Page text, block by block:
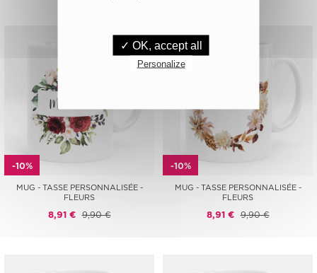
-10%
MUG - TASSE PERSONNALISÉE -
FLEURS
8,91 € 9,90 €
-10%
MUG - TASSE PERSONNALISÉE -
FLEURS
8,91 € 9,90 €
✓ OK, accept all
Personalize